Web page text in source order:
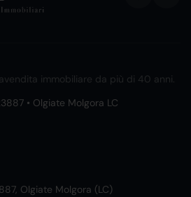
immobiliare da più di 40 anni.
• Olgiate Molgora LC
Olgiate Molgora (LC)